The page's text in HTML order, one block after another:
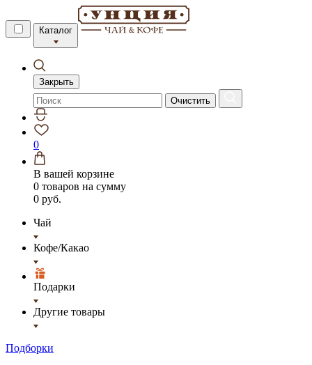
Каталог
Закрыть
Очистить
0
В вашей корзине
0 товаров на сумму
0 руб.
Чай
Кофе/Какао
Подарки
Другие товары
Подборки